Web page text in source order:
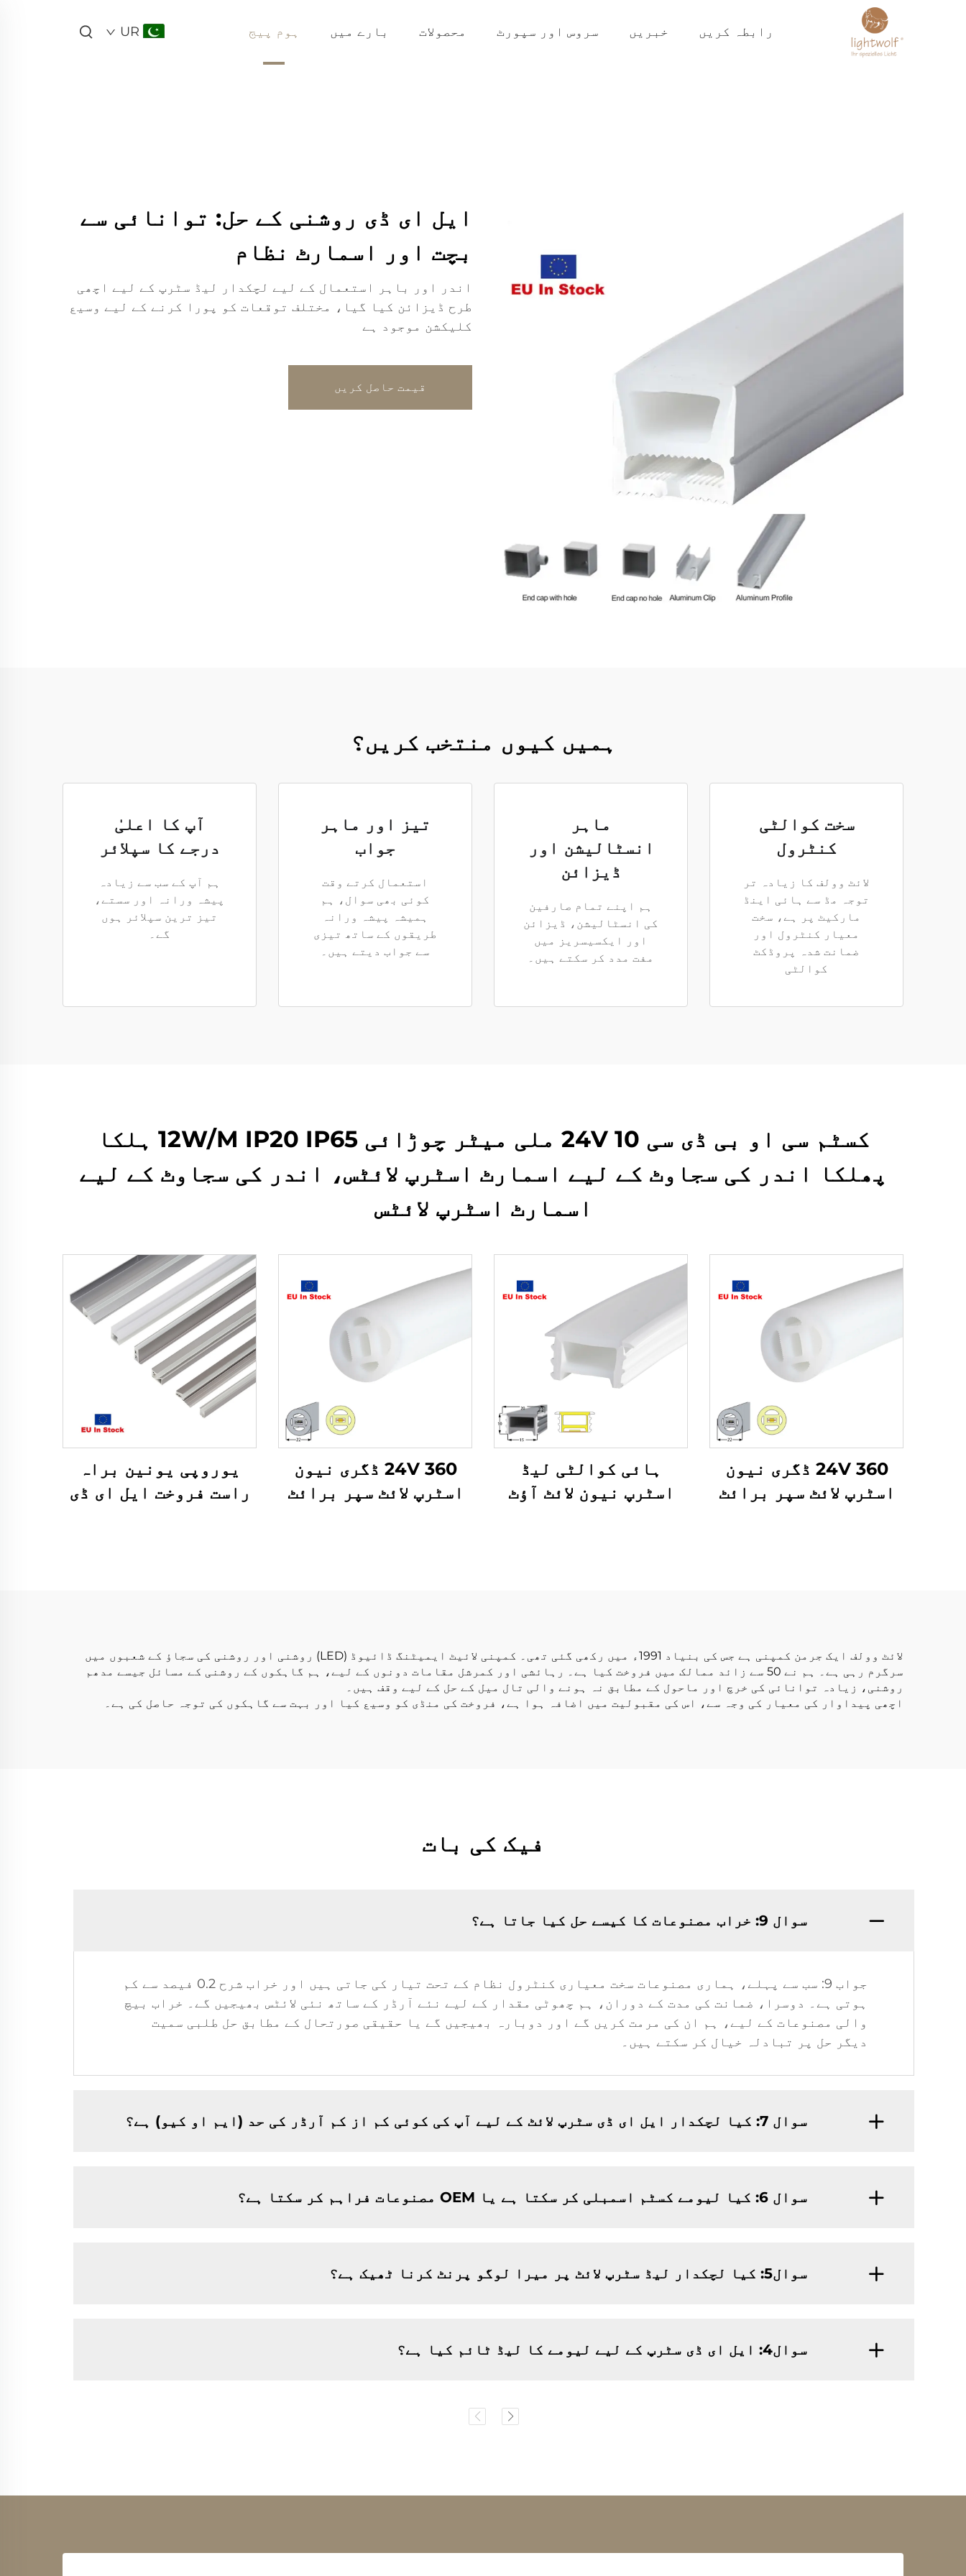
ہوم پیج بارے میں محصولات سروس اور سپورٹ خبریں رابطہ کریں UR
ایل ای ڈی روشنی کے حل: توانائی سے
بچت اور اسمارٹ نظام
اندر اور باہر استعمال کے لیے لچکدار لیڈ سٹرپ کے لیے اچھی
طرح ڈیزائن کیا گیا، مختلف توقعات کو پورا کرنے کے لیے وسیع
کلیکشن موجود ہے
قیمت حاصل کریں
ہمیں کیوں منتخب کریں؟
سخت کوالٹی
کنٹرول
لائٹ وولف کا زیادہ تر
توجہ مڈ سے ہائی اینڈ
مارکیٹ پر ہے، سخت
معیار کنٹرول اور
ضمانت شدہ پروڈکٹ
کوالٹی
ماہر
انسٹالیشن اور
ڈیزائن
ہم اپنے تمام صارفین
کی انسٹالیشن، ڈیزائن
اور ایکسیسریز میں
مفت مدد کر سکتے ہیں۔
تیز اور ماہر
جواب
استعمال کرتے وقت
کوئی بھی سوال، ہم
ہمیشہ پیشہ ورانہ
طریقوں کے ساتھ تیزی
سے جواب دیتے ہیں۔
آپ کا اعلیٰ
درجے کا سپلائر
ہم آپ کے سب سے زیادہ
پیشہ ورانہ اور سستے،
تیز ترین سپلائر ہوں
گے۔
کسٹم سی او بی ڈی سی 24V 10 ملی میٹر چوڑائی 12W/M IP20 IP65 ہلکا
پھلکا اندر کی سجاوٹ کے لیے اسمارٹ اسٹرپ لائٹس، اندر کی سجاوٹ کے لیے
اسمارٹ اسٹرپ لائٹس
24V 360 ڈگری نیون
اسٹرپ لائٹ سپر برائٹ
ہائی کوالٹی لیڈ
اسٹرپ نیون لائٹ آؤٹ
24V 360 ڈگری نیون
اسٹرپ لائٹ سپر برائٹ
یوروپی یونین براہ
راست فروخت ایل ای ڈی
لائٹ وولف ایک جرمن کمپنی ہے جس کی بنیاد 1991ء میں رکھی گئی تھی۔ کمپنی لائیٹ ایمیٹنگ ڈائیوڈ (LED) روشنی اور روشنی کی سجاؤ کے شعبوں میں
سرگرم رہی ہے۔ ہم نے 50 سے زائد ممالک میں فروخت کیا ہے۔ رہائشی اور کمرشل مقامات دونوں کے لیے، ہم گاہکوں کے روشنی کے مسائل جیسے مدھم
روشنی، زیادہ توانائی کی خرچ اور ماحول کے مطابق نہ ہونے والی تال میل کے حل کے لیے وقف ہیں۔
اچھی پیداوار کی معیار کی وجہ سے، اس کی مقبولیت میں اضافہ ہوا ہے، فروخت کی منڈی کو وسیع کیا اور بہت سے گاہکوں کی توجہ حاصل کی ہے۔
فیک کی بات
سوال 9: خراب مصنوعات کا کیسے حل کیا جاتا ہے؟
جواب 9: سب سے پہلے، ہماری مصنوعات سخت معیاری کنٹرول نظام کے تحت تیار کی جاتی ہیں اور خراب شرح 0.2 فیصد سے کم
ہوتی ہے۔ دوسرا، ضمانت کی مدت کے دوران، ہم چھوٹی مقدار کے لیے نئے آرڈر کے ساتھ نئی لائٹس بھیجیں گے۔ خراب بیچ
والی مصنوعات کے لیے، ہم ان کی مرمت کریں گے اور دوبارہ بھیجیں گے یا حقیقی صورتحال کے مطابق حل طلبی سمیت
دیگر حل پر تبادلہ خیال کر سکتے ہیں۔
سوال 7: کیا لچکدار ایل ای ڈی سٹرپ لائٹ کے لیے آپ کی کوئی کم از کم آرڈر کی حد (ایم او کیو) ہے؟
سوال 6: کیا لیومے کسٹم اسمبلی کر سکتا ہے یا OEM مصنوعات فراہم کر سکتا ہے؟
سوال5: کیا لچکدار لیڈ سٹرپ لائٹ پر میرا لوگو پرنٹ کرنا ٹھیک ہے؟
سوال4: ایل ای ڈی سٹرپ کے لیے لیومے کا لیڈ ٹائم کیا ہے؟